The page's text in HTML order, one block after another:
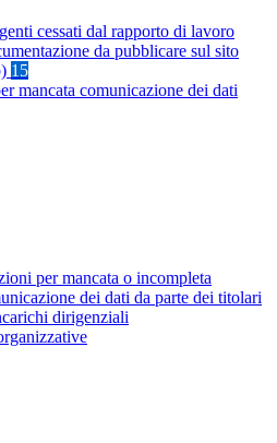
cessati dal rapporto di lavoro
da pubblicare sul sito
15
mancata comunicazione dei dati
per mancata o incompleta
dei dati da parte dei titolari
dirigenziali